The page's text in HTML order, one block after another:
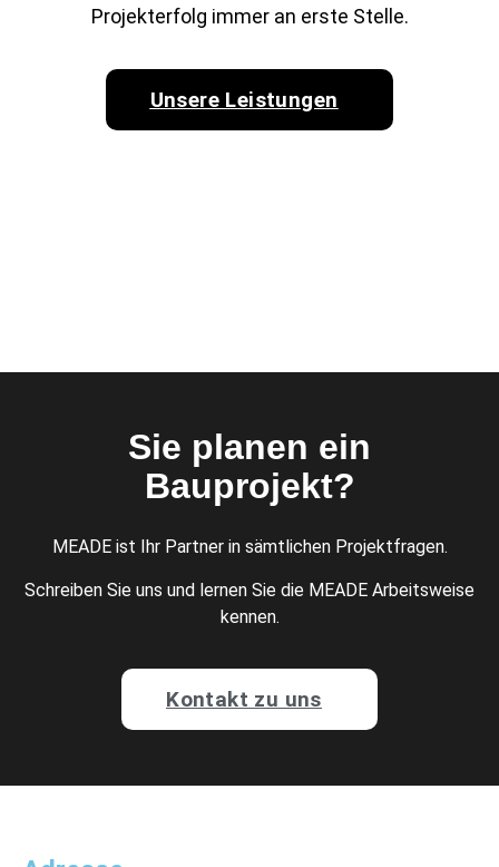
Projekterfolg immer an erste Stelle.
Unsere Leistungen
Sie planen ein
Bauprojekt?
MEADE ist Ihr Partner in sämtlichen Projektfragen.
Schreiben Sie uns und lernen Sie die MEADE Arbeitsweise
kennen.
Kontakt zu uns